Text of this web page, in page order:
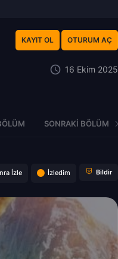
KAYIT OL OTURUM AÇ
16 Ekim 2025
SONRAKI BÖLÜM
İzle İzledim Bildir